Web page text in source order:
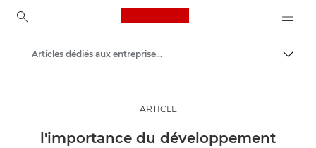
Canon Logo, back to
Evénements et témoignages
Articles dédiés aux entreprises et aux professionnels
ARTICLE
l'importance du développement